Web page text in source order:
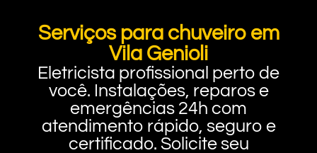
Serviços para chuveiro em
Vila Genioli
Eletricista profissional perto de
você. Instalações, reparos e
emergências 24h com
atendimento rápido, seguro e
certificado. Solicite seu